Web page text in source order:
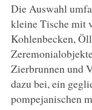
Die Auswahl
kleine Tische mit
Kohlenbecken,
Zierbrunnen und
dazu bei, ein
pompejanischen